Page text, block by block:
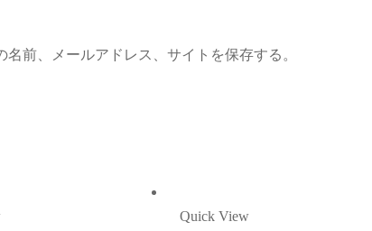
前、メールアドレス、サイトを保存する。
Quick View